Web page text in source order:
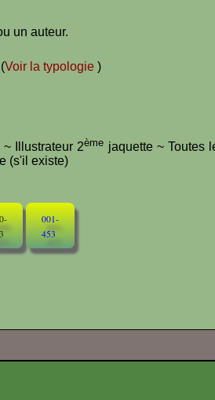
un auteur.
Voir la typologie )
Illustrateur 2ème jaquette ~ Toutes
(s'il existe)
001-
453